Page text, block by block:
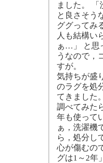
ました。
と良さそう
ググってみ
人も結構い
ぁ…」 と思
うなので，
すが。
気持ちが盛
のラグを処
てきました
調べてみた
年も使って
ぁ，洗濯機
ら，処分し
心が傷むの
グは1～2年